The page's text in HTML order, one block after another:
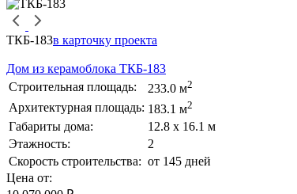
ТКБ-183в карточку проекта
Дом из керамоблока ТКБ-183
Строительная площадь:
233.0 м2
Архитектурная площадь: 183.1 м2
Габариты дома:
12.8 х 16.1 м
Этажность:
2
Скорость строительства: от 145 дней
Цена от: